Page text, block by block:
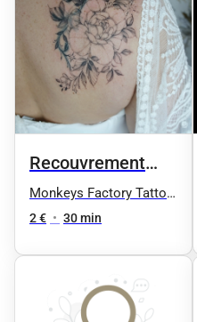
Recouvrement
tatouage
Monkeys Factory Tattoo
& Art
2 € • 30 min